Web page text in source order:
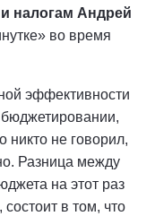
налогам Андрей
во время
эффективности
никто не говорил,
Разница между
на этот раз
в том, что